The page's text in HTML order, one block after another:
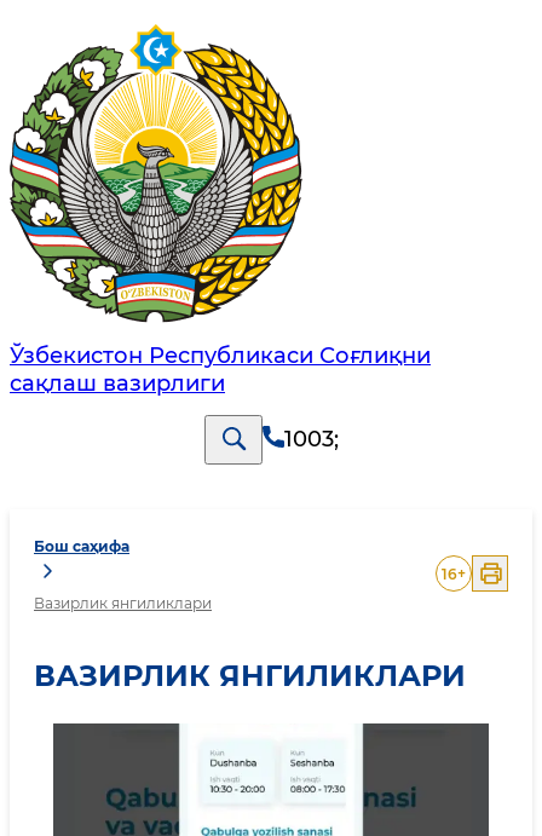
Ўзбекистон Республикаси Соғлиқни
сақлаш вазирлиги
1003;
Бош саҳифа
Вазирлик янгиликлари
16+
ВАЗИРЛИК ЯНГИЛИКЛАРИ